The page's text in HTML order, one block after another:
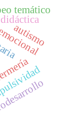
autismo
didáctica
temático